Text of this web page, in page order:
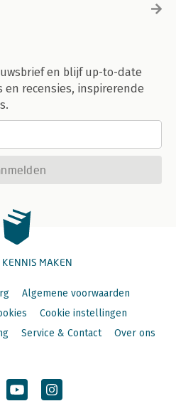
en blijf up-to-date
recensies, inspirerende
KENNIS MAKEN
Algemene voorwaarden
Cookie instellingen
Service & Contact Over ons